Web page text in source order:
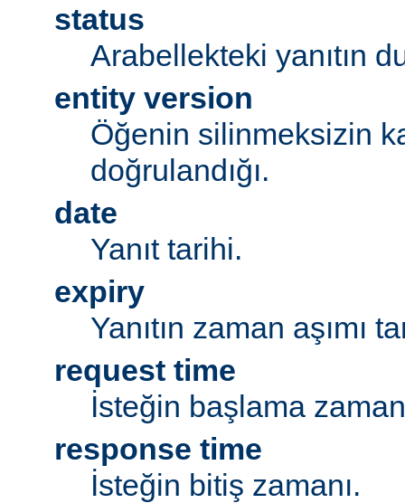
status
Arabellekteki yanıtın
entity version
Öğenin silinmeksizin
doğrulandığı.
date
Yanıt tarihi.
expiry
Yanıtın zaman aşımı
request time
İsteğin başlama
response time
İsteğin bitiş zamanı.